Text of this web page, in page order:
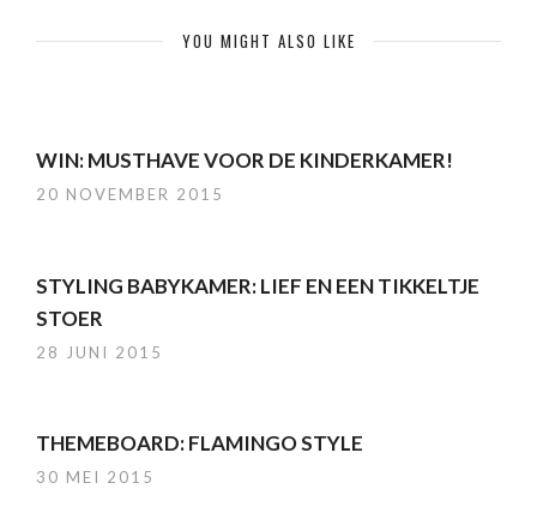
YOU MIGHT ALSO LIKE
WIN: MUSTHAVE VOOR DE KINDERKAMER!
20 NOVEMBER 2015
STYLING BABYKAMER: LIEF EN EEN TIKKELTJE
STOER
28 JUNI 2015
THEMEBOARD: FLAMINGO STYLE
30 MEI 2015